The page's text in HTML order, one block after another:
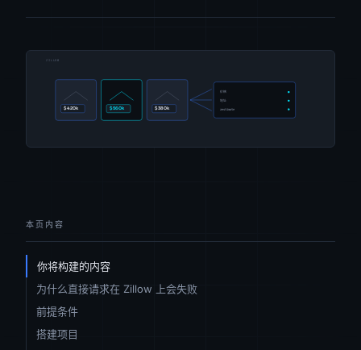
本页内容
你将构建的内容
为什么直接请求在 Zillow 上会失败
前提条件
搭建项目